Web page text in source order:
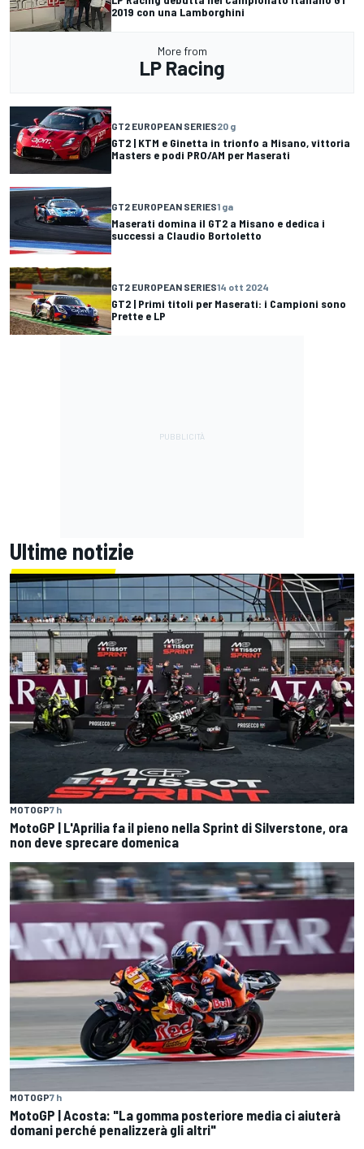
2019 con una Lamborghini
More from
LP Racing
GT2 EUROPEAN SERIES20 g
GT2 | KTM e Ginetta in trionfo a Misano, vittoria
Masters e podi PRO/AM per Maserati
GT2 EUROPEAN SERIES1 ga
Maserati domina il GT2 a Misano e dedica i
successi a Claudio Bortoletto
GT2 EUROPEAN SERIES14 ott 2024
GT2 | Primi titoli per Maserati: i Campioni sono
Prette e LP
Ultime notizie
MOTOGP7 h
MotoGP | L'Aprilia fa il pieno nella Sprint di Silverstone, ora
non deve sprecare domenica
MOTOGP7 h
MotoGP | Acosta: "La gomma posteriore media ci aiuterà
domani perché penalizzerà gli altri"